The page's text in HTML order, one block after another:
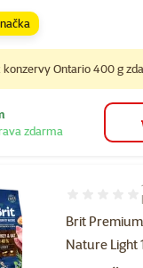
konzervy Ontario 400 g
zdarma
Brit
Nature Light
Hodnocení